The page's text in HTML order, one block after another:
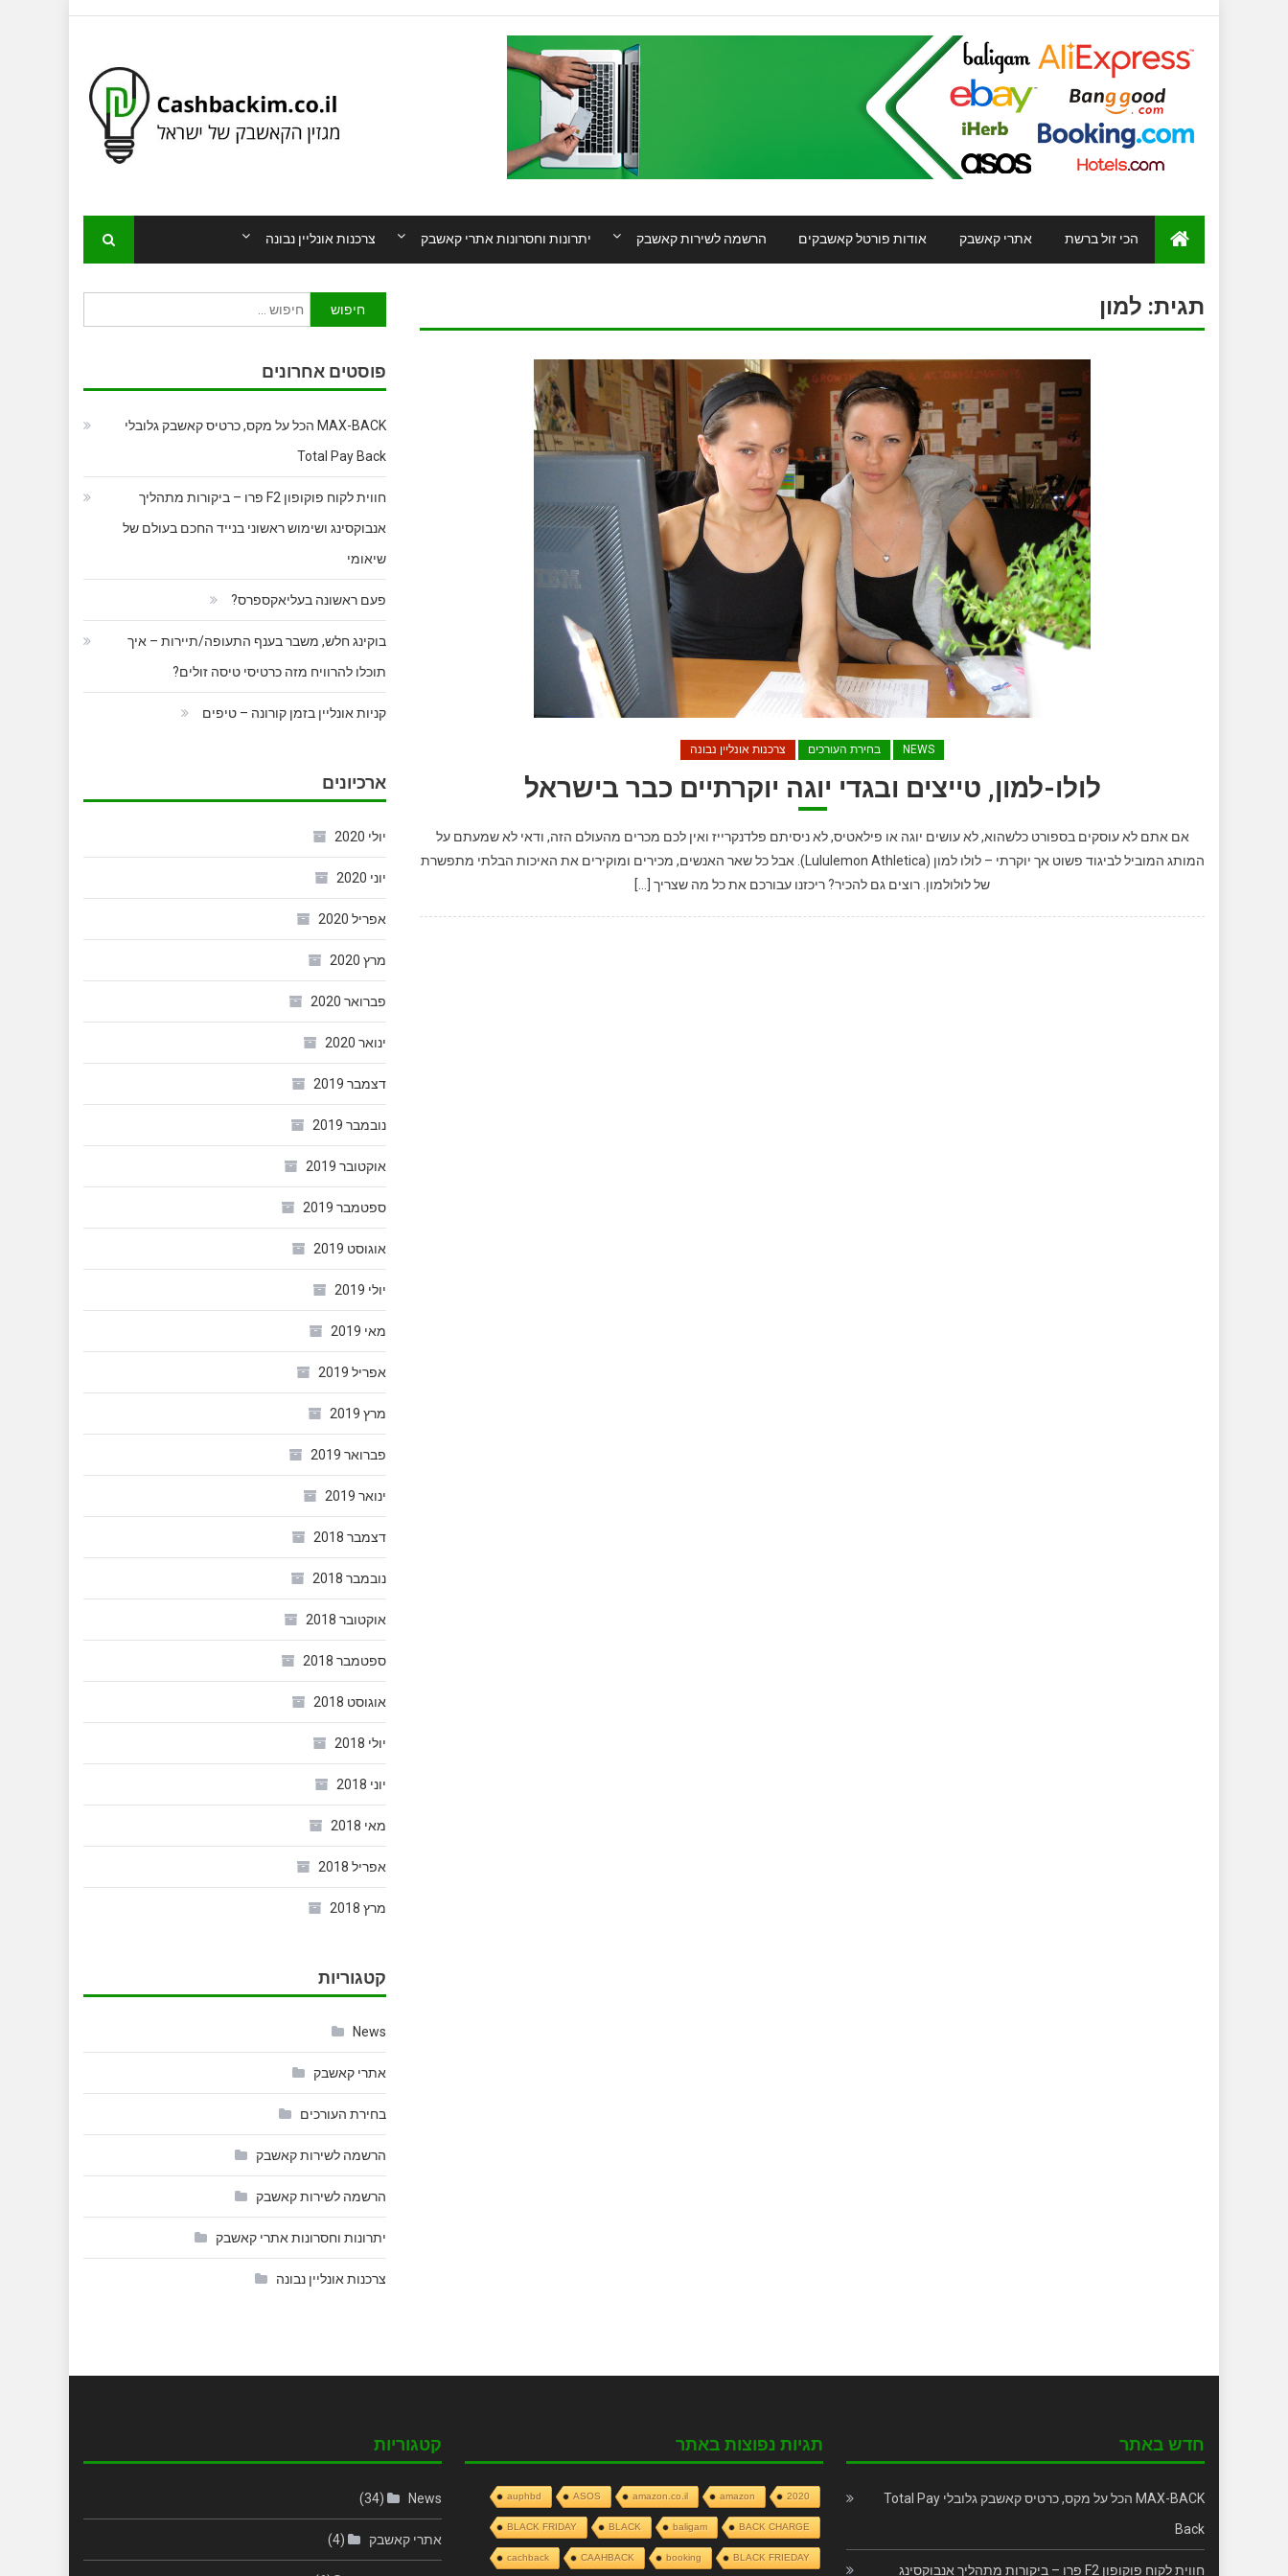
צרכנות אונליין נבונה יתרונות וחסרונות אתרי קאשבק הרשמה לשירות קאשבק אודות פורטל קאשבקים אתרי קאשבק הכי זול ברשת
תגית: למון
NEWS בחירת העורכים צרכנות אונליין נבונה
לולו-למון, טייצים ובגדי יוגה יוקרתיים כבר בישראל
אם אתם לא עוסקים בספורט כלשהוא, לא עושים יוגה או פילאטיס, לא ניסיתם פלדנקרייז ואין לכם מכרים מהעולם הזה, ודאי לא שמעתם על
המותג המוביל לביגוד פשוט אך יוקרתי – לולו למון (Lululemon Athletica). אבל כל שאר האנשים, מכירים ומוקירים את האיכות הבלתי מתפשרת
של לולולמון. רוצים גם להכיר? ריכזנו עבורכם את כל מה שצריך […]
חיפוש:
פוסטים אחרונים
MAX-BACK הכל על מקס, כרטיס קאשבק גלובלי
Total Pay Back
חווית לקוח פוקופון F2 פרו – ביקורות מתהליך
אנבוקסינג ושימוש ראשוני בנייד החכם בעולם של
שיאומי
פעם ראשונה בעליאקספרס?
בוקינג חלש, משבר בענף התעופה/תיירות – איך
תוכלו להרוויח מזה כרטיסי טיסה זולים?
קניות אונליין בזמן קורונה – טיפים
ארכיונים
יולי 2020
יוני 2020
אפריל 2020
מרץ 2020
פברואר 2020
ינואר 2020
דצמבר 2019
נובמבר 2019
אוקטובר 2019
ספטמבר 2019
אוגוסט 2019
יולי 2019
מאי 2019
אפריל 2019
מרץ 2019
פברואר 2019
ינואר 2019
דצמבר 2018
נובמבר 2018
אוקטובר 2018
ספטמבר 2018
אוגוסט 2018
יולי 2018
יוני 2018
מאי 2018
אפריל 2018
מרץ 2018
קטגוריות
News
אתרי קאשבק
בחירת העורכים
הרשמה לשירות קאשבק
הרשמה לשירות קאשבק
יתרונות וחסרונות אתרי קאשבק
צרכנות אונליין נבונה
קטגוריות
News
(34)
אתרי קאשבק (4)
תגיות נפוצות באתר
2020
amazon
amazon.co.il
ASOS
auphbd
BACK CHARGE
baligam
BLACK
BLACK FRIDAY
BLACK FRIEDAY
booking
CAAHBACK
cachback
חדש באתר
MAX-BACK הכל על מקס, כרטיס קאשבק גלובלי Total Pay
Back
חווית לקוח פוקופון F2 פרו – ביקורות מתהליך אנבוקסינג